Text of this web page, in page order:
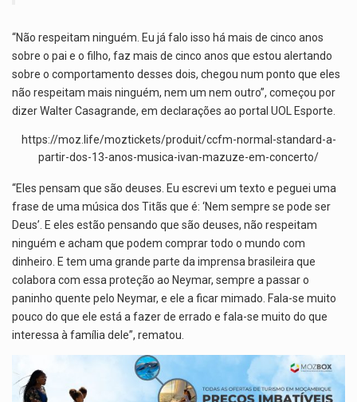
“Não respeitam ninguém. Eu já falo isso há mais de cinco anos
sobre o pai e o filho, faz mais de cinco anos que estou alertando
sobre o comportamento desses dois, chegou num ponto que eles
não respeitam mais ninguém, nem um nem outro”, começou por
dizer Walter Casagrande, em declarações ao portal UOL Esporte.
https://moz.life/moztickets/produit/ccfm-normal-standard-a-
partir-dos-13-anos-musica-ivan-mazuze-em-concerto/
“Eles pensam que são deuses. Eu escrevi um texto e peguei uma
frase de uma música dos Titãs que é: ‘Nem sempre se pode ser
Deus’. E eles estão pensando que são deuses, não respeitam
ninguém e acham que podem comprar todo o mundo com
dinheiro. E tem uma grande parte da imprensa brasileira que
colabora com essa proteção ao Neymar, sempre a passar o
paninho quente pelo Neymar, e ele a ficar mimado. Fala-se muito
pouco do que ele está a fazer de errado e fala-se muito do que
interessa à família dele”, rematou.